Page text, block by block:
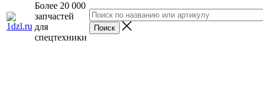
Более 20 000
запчастей
для
спецтехники